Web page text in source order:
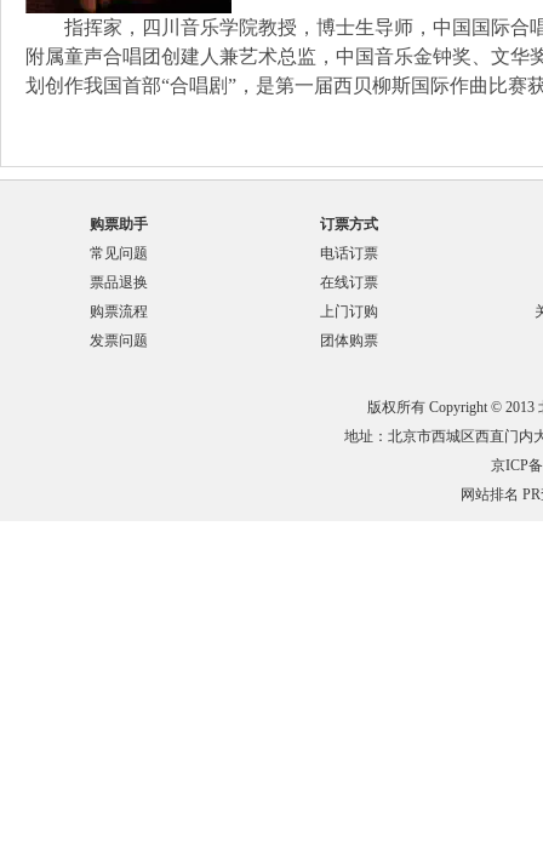
指挥家，四川音乐学院教授，博士生导师，中国国际合
附属童声合唱团创建人兼艺术总监，中国音乐金钟奖、文华
划创作我国首部“合唱剧”，是第一届西贝柳斯国际作曲比赛
购票助手
常见问题
票品退换
购票流程
发票问题
订票方式
电话订票
在线订票
上门订购
团体购票
版权所有 Copyright © 2013
地址：北京市西城区西直门内
京ICP
网站排名